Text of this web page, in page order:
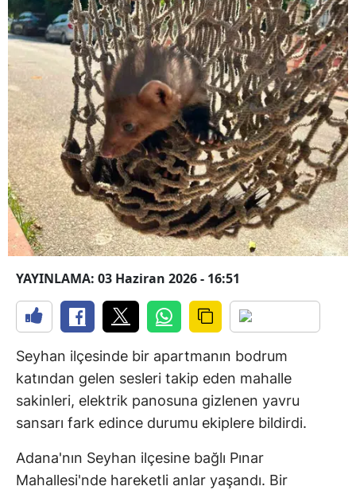
YAYINLAMA: 03 Haziran 2026 - 16:51
Seyhan ilçesinde bir apartmanın bodrum
katından gelen sesleri takip eden mahalle
sakinleri, elektrik panosuna gizlenen yavru
sansarı fark edince durumu ekiplere bildirdi.
Adana'nın Seyhan ilçesine bağlı Pınar
Mahallesi'nde hareketli anlar yaşandı. Bir